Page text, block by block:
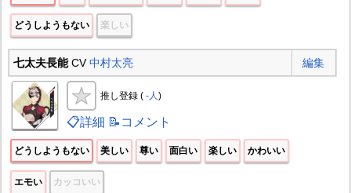
どうしようもない 楽しい
七太夫長能CV中村太亮 編集
推し登録 ( -人)
📋詳細 📝コメント
どうしようもない 美しい 尊い 面白い 楽しい かわいい
エモい カッコいい